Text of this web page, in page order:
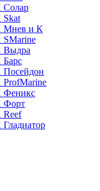
Солар
Мнев и К
Выдра
Феникс
Форт